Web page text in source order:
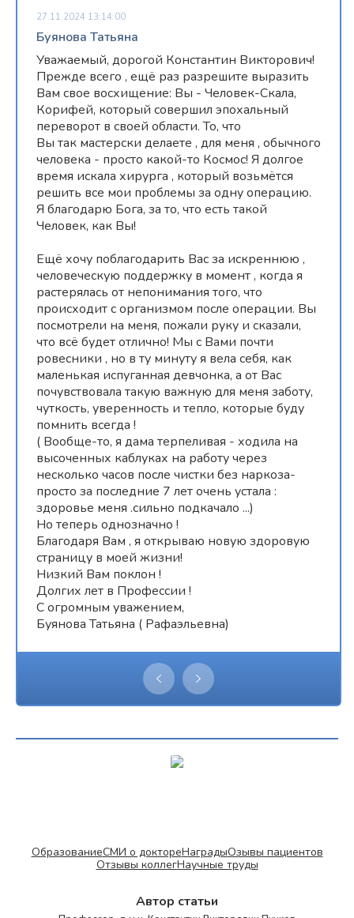
27.11.2024 13:14:00
Буянова Татьяна
Уважаемый, дорогой Константин Викторович!
Прежде всего , ещё раз разрешите выразить
Вам свое восхищение: Вы - Человек-Скала,
Корифей, который совершил эпохальный
переворот в своей области. То, что
Вы так мастерски делаете , для меня , обычного
человека - просто какой-то Космос! Я долгое
время искала хирурга , который возьмётся
решить все мои проблемы за одну операцию.
Я благодарю Бога, за то, что есть такой
Человек, как Вы!
Ещё хочу поблагодарить Вас за искреннюю ,
человеческую поддержку в момент , когда я
растерялась от непонимания того, что
происходит с организмом после операции. Вы
посмотрели на меня, пожали руку и сказали,
что всё будет отлично! Мы с Вами почти
ровесники , но в ту минуту я вела себя, как
маленькая испуганная девчонка, а от Вас
почувствовала такую важную для меня заботу,
чуткость, уверенность и тепло, которые буду
помнить всегда !
( Вообще-то, я дама терпеливая - ходила на
высоченных каблуках на работу через
несколько часов после чистки без наркоза-
просто за последние 7 лет очень устала :
здоровье меня .сильно подкачало ...)
Но теперь однозначно !
Благодаря Вам , я открываю новую здоровую
страницу в моей жизни!
Низкий Вам поклон !
Долгих лет в Профессии !
С огромным уважением,
Буянова Татьяна ( Рафаэльевна)
ОбразованиеСМИ о доктореНаградыОзывы пациентов
Отзывы коллегНаучные труды
Автор статьи